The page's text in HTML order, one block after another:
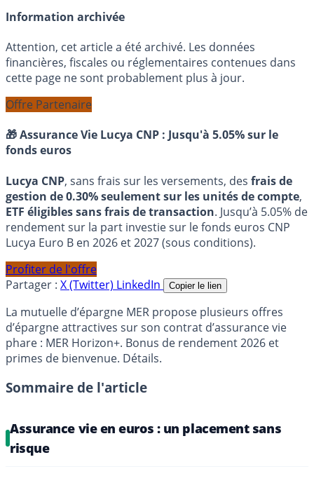
Information archivée
Attention, cet article a été archivé. Les données
financières, fiscales ou réglementaires contenues dans
cette page ne sont probablement plus à jour.
Offre Partenaire
🎁 Assurance Vie Lucya CNP : Jusqu'à 5.05% sur le
fonds euros
Lucya CNP, sans frais sur les versements, des frais de
gestion de 0.30% seulement sur les unités de compte,
ETF éligibles sans frais de transaction. Jusqu’à 5.05% de
rendement sur la part investie sur le fonds euros CNP
Lucya Euro B en 2026 et 2027 (sous conditions).
Profiter de l'offre
Partager : X (Twitter) LinkedIn Copier le lien
La mutuelle d’épargne MER propose plusieurs offres
d’épargne attractives sur son contrat d’assurance vie
phare : MER Horizon+. Bonus de rendement 2026 et
primes de bienvenue. Détails.
Sommaire de l'article
Assurance vie en euros : un placement sans
risque